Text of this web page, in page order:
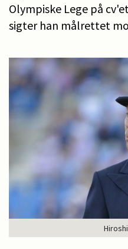
Olympiske Lege på
sigter han målrettet